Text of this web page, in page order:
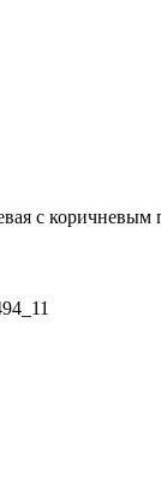
с коричневым